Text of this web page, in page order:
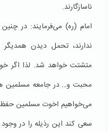
ناسازگارند.
امام (ره) می‌فرمایند: در
ندارند، تحمل دیدن همدیگر
متشتت خواهد شد. لذا اگر
محبت و… در جامعه‌ مسلمین
می‌خواهیم اخوت مسلمین
سعی کند این رذیله را در